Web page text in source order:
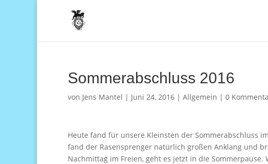
Sommerabschluss 2016
von Jens Mantel | Juni 24, 2016 | Allgemein | 0
Heute fand für unsere Kleinsten der Sommerabschluss
fand der Rasensprenger natürlich großen Anklang und
Nachmittag im Freien, geht es jetzt in die